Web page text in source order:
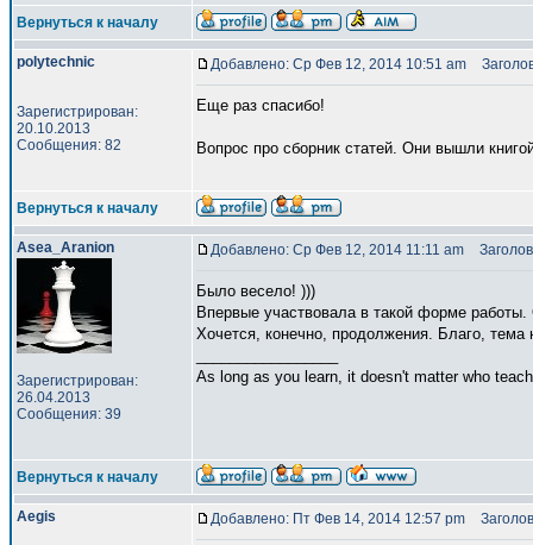
Вернуться к началу
polytechnic
Зарегистрирован:
20.10.2013
Сообщения: 82
Добавлено: Ср Фев 12, 2014 10:51 am
Еще раз спасибо!
Вопрос про сборник статей. Они вышли
Вернуться к началу
Asea_Aranion
Зарегистрирован:
26.04.2013
Сообщения: 39
Добавлено: Ср Фев 12, 2014 11:11 am
Было весело! )))
Впервые участвовала в такой форме
Хочется, конечно, продолжения. Благо, тема
As long as you learn, it doesn't matter who
Вернуться к началу
Aegis Добавлено: Пт Фев 14, 2014 12:57 pm